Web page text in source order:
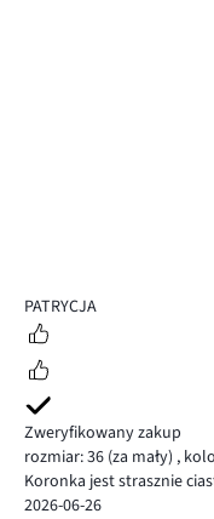
1
PATRYCJA
Zweryfikowany zakup
rozmiar: 36 (za mały) ,
Koronka jest strasznie
2026-06-26